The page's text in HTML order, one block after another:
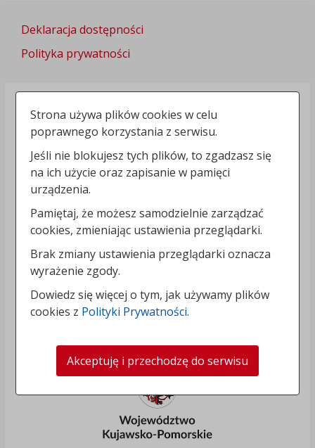
Deklaracja dostępności
Polityka prywatności
Strona używa plików cookies w celu
poprawnego korzystania z serwisu.
Jeśli nie blokujesz tych plików, to zgadzasz się
na ich użycie oraz zapisanie w pamięci
urządzenia.
Pamiętaj, że możesz samodzielnie zarządzać
cookies, zmieniając ustawienia przeglądarki.
Brak zmiany ustawienia przeglądarki oznacza
wyrażenie zgody.
Dowiedz się więcej o tym, jak używamy plików
cookies z Polityki Prywatności.
Akceptuję i przechodzę do serwisu